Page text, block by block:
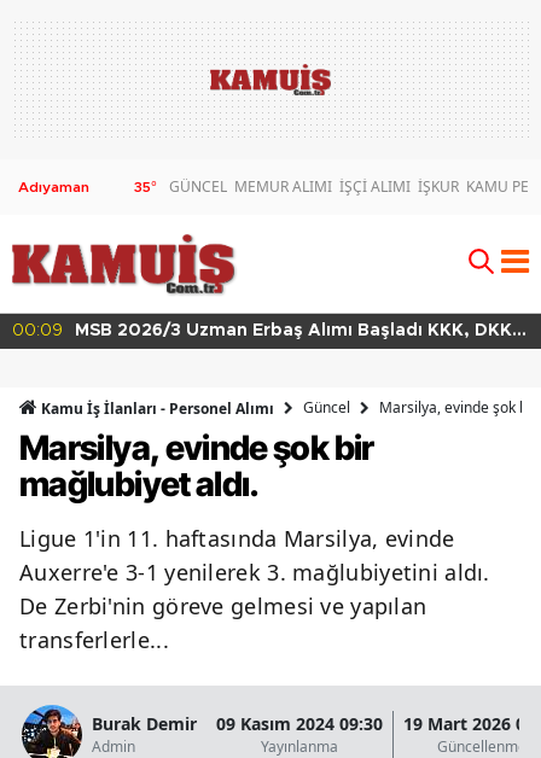
35° GÜNCEL MEMUR ALIMI İŞÇİ ALIMI İŞKUR KAMU
00:09
MSB 2026/3 Uzman Erbaş Alımı Başladı KKK, DKK
Kamu İş İlanları - Personel Alımı Güncel Marsilya, evinde şok bir
Marsilya, evinde şok bir
mağlubiyet aldı.
Ligue 1'in 11. haftasında Marsilya, evinde
Auxerre'e 3-1 yenilerek 3. mağlubiyetini aldı.
De Zerbi'nin göreve gelmesi ve yapılan
transferlerle...
Burak Demir
Admin
09 Kasım 2024 09:30
Yayınlanma
19 Mart 2026
Güncellenme